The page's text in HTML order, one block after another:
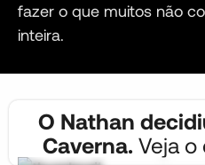
fazer o que muitos não
inteira.
O Nathan
Caverna. Veja